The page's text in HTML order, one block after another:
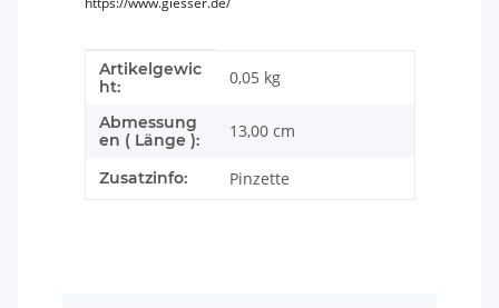
Produkteigenschaft
Wert
Artikelgewic
ht:
0,05 kg
Abmessung
en ( Länge ):
13,00 cm
Zusatzinfo: Pinzette